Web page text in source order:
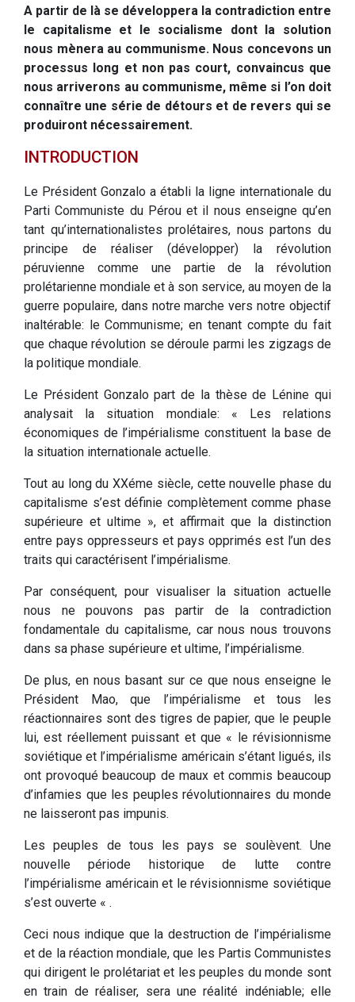
A partir de là se développera la contradiction entre
le capitalisme et le socialisme dont la solution
nous mènera au communisme. Nous concevons un
processus long et non pas court, convaincus que
nous arriverons au communisme, même si l’on doit
connaître une série de détours et de revers qui se
produiront nécessairement.
INTRODUCTION
Le Président Gonzalo a établi la ligne internationale du
Parti Communiste du Pérou et il nous enseigne qu’en
tant qu’internationalistes prolétaires, nous partons du
principe de réaliser (développer) la révolution
péruvienne comme une partie de la révolution
prolétarienne mondiale et à son service, au moyen de la
guerre populaire, dans notre marche vers notre objectif
inaltérable: le Communisme; en tenant compte du fait
que chaque révolution se déroule parmi les zigzags de
la politique mondiale.
Le Président Gonzalo part de la thèse de Lénine qui
analysait la situation mondiale: « Les relations
économiques de l’impérialisme constituent la base de
la situation internationale actuelle.
Tout au long du XXéme siècle, cette nouvelle phase du
capitalisme s’est définie complètement comme phase
supérieure et ultime », et affirmait que la distinction
entre pays oppresseurs et pays opprimés est l’un des
traits qui caractérisent l’impérialisme.
Par conséquent, pour visualiser la situation actuelle
nous ne pouvons pas partir de la contradiction
fondamentale du capitalisme, car nous nous trouvons
dans sa phase supérieure et ultime, l’impérialisme.
De plus, en nous basant sur ce que nous enseigne le
Président Mao, que l’impérialisme et tous les
réactionnaires sont des tigres de papier, que le peuple
lui, est réellement puissant et que « le révisionnisme
soviétique et l’impérialisme américain s’étant ligués, ils
ont provoqué beaucoup de maux et commis beaucoup
d’infamies que les peuples révolutionnaires du monde
ne laisseront pas impunis.
Les peuples de tous les pays se soulèvent. Une
nouvelle période historique de lutte contre
l’impérialisme américain et le révisionnisme soviétique
s’est ouverte « .
Ceci nous indique que la destruction de l’impérialisme
et de la réaction mondiale, que les Partis Communistes
qui dirigent le prolétariat et les peuples du monde sont
en train de réaliser, sera une réalité indéniable; elle